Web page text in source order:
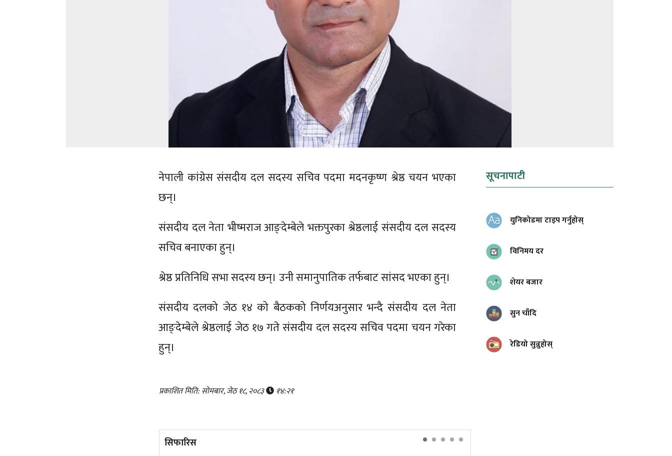
नेपाली कांग्रेस संसदीय दल सदस्य सचिव पदमा मदनकृष्ण श्रेष्ठ चयन भएका
छन्।
संसदीय दल नेता भीष्मराज आङ्देम्बेले भक्तपुरका श्रेष्ठलाई संसदीय दल सदस्य
सचिव बनाएका हुन्।
श्रेष्ठ प्रतिनिधि सभा सदस्य छन्। उनी समानुपातिक तर्फबाट सांसद भएका हुन्।
संसदीय दलको जेठ १४ को बैठकको निर्णयअनुसार भन्दै संसदीय दल नेता
आङ्देम्बेले श्रेष्ठलाई जेठ १७ गते संसदीय दल सदस्य सचिव पदमा चयन गरेका
हुन्।
प्रकाशित मिति: सोमबार, जेठ १८, २०८३ १४:२१
सिफारिस
सूचनापाटी
युनिकोडमा टाइप गर्नुहोस्
विनिमय दर
शेयर बजार
सुन चाँदि
रेडियो सुन्नुहोस्